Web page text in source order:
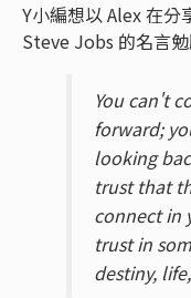
Y小編想以 Alex 在分
Steve Jobs 的名言勉
You can't
forward;
looking
trust that
connect in
trust in
destiny,